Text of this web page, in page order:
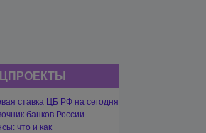
ставка ЦБ РФ на сегодня
банков России
что и как